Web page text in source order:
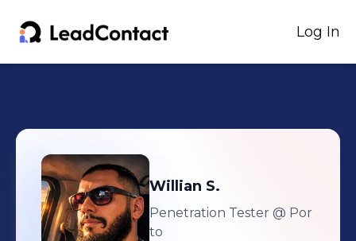
Log In
Willian S.
Penetration Tester @ Por
to